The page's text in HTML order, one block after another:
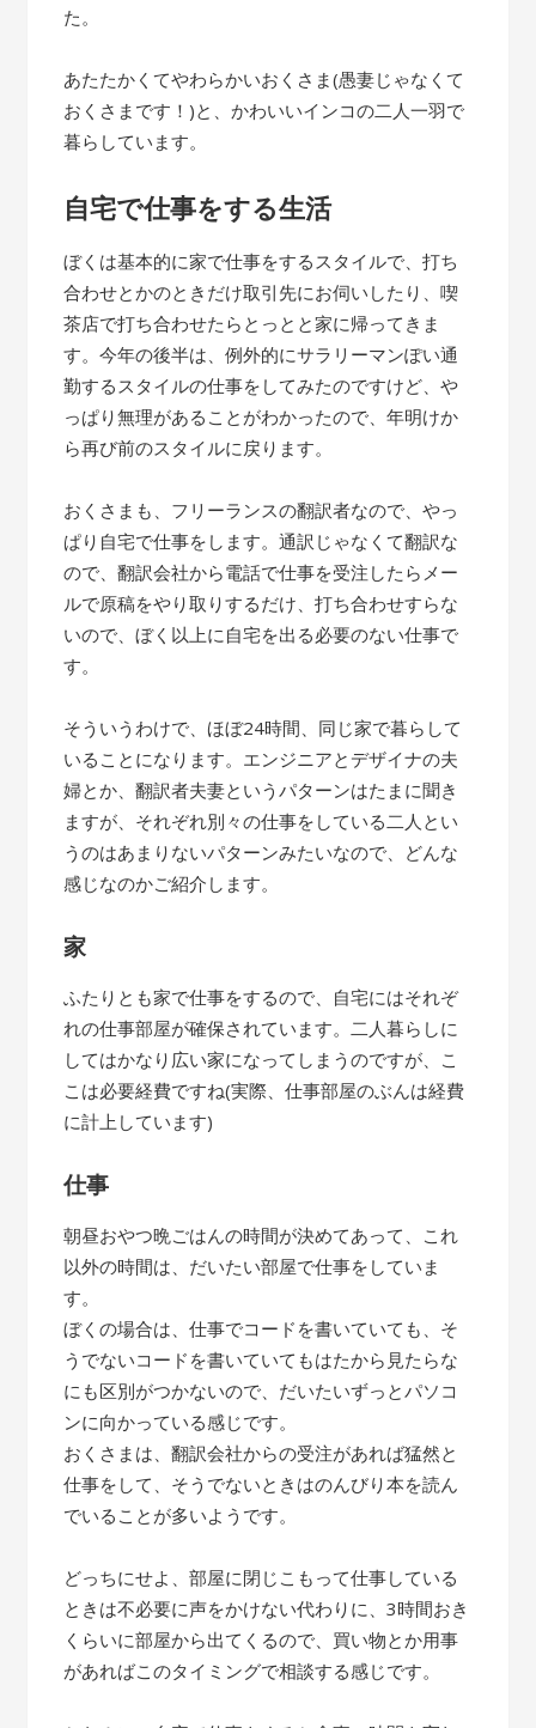
た。
あたたかくてやわらかいおくさま(愚妻じゃなくて
おくさまです！)と、かわいいインコの二人一羽で
暮らしています。
自宅で仕事をする生活
ぼくは基本的に家で仕事をするスタイルで、打ち
合わせとかのときだけ取引先にお伺いしたり、喫
茶店で打ち合わせたらとっとと家に帰ってきま
す。今年の後半は、例外的にサラリーマンぽい通
勤するスタイルの仕事をしてみたのですけど、や
っぱり無理があることがわかったので、年明けか
ら再び前のスタイルに戻ります。
おくさまも、フリーランスの翻訳者なので、やっ
ぱり自宅で仕事をします。通訳じゃなくて翻訳な
ので、翻訳会社から電話で仕事を受注したらメー
ルで原稿をやり取りするだけ、打ち合わせすらな
いので、ぼく以上に自宅を出る必要のない仕事で
す。
そういうわけで、ほぼ24時間、同じ家で暮らして
いることになります。エンジニアとデザイナの夫
婦とか、翻訳者夫妻というパターンはたまに聞き
ますが、それぞれ別々の仕事をしている二人とい
うのはあまりないパターンみたいなので、どんな
感じなのかご紹介します。
家
ふたりとも家で仕事をするので、自宅にはそれぞ
れの仕事部屋が確保されています。二人暮らしに
してはかなり広い家になってしまうのですが、こ
こは必要経費ですね(実際、仕事部屋のぶんは経費
に計上しています)
仕事
朝昼おやつ晩ごはんの時間が決めてあって、これ
以外の時間は、だいたい部屋で仕事をしていま
す。
ぼくの場合は、仕事でコードを書いていても、そ
うでないコードを書いていてもはたから見たらな
にも区別がつかないので、だいたいずっとパソコ
ンに向かっている感じです。
おくさまは、翻訳会社からの受注があれば猛然と
仕事をして、そうでないときはのんびり本を読ん
でいることが多いようです。
どっちにせよ、部屋に閉じこもって仕事している
ときは不必要に声をかけない代わりに、3時間おき
くらいに部屋から出てくるので、買い物とか用事
があればこのタイミングで相談する感じです。